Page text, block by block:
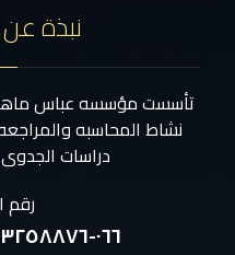
نبذة
نشاط المحاسبه
دراسات
رقم
٠٦٦-٣٢٥٨٨٧٦